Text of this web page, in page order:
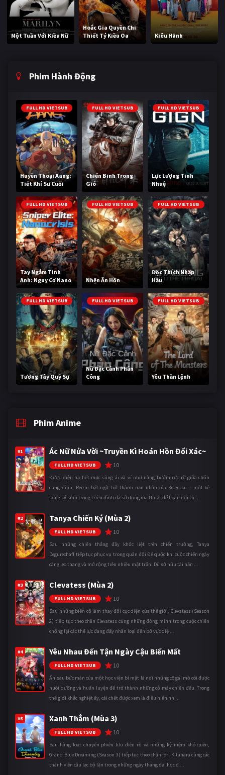
Một Tuần Với Kiều Nữ
Hoắc Gia Quyền Chi
Thiết Tý Kiều Oa
Kiêu Hãnh
Phim Hành Động
FULL HD VIETSUB
Huyền Thoại Aang:
Tiết Khí Sư Cuối
Cùng
FULL HD VIETSUB
Chiến Binh Trong
Gió
FULL HD VIETSUB
Lực Lượng Tinh
Nhuệ
FULL HD VIETSUB
Tay Ngắm Tinh
Anh: Nguy Cơ Nano
FULL HD VIETSUB
Nhện Ăn Hồn
FULL HD VIETSUB
Độc Thích Nhập
Hầu
FULL HD VIETSUB
Tương Tây Quỷ Sự
FULL HD VIETSUB
Nữ Đặc Cảnh Phản
Công
FULL HD VIETSUB
Yêu Thần Lệnh
Phim Anime
#1 Ác Nữ Nửa Vời ~Truyền Kì Hoán Hồn Đổi Xác~
FULL HD VIETSUB 10
Được điện hạ hết mực sủng ái và ví như nàng bướm rực rỡ giữa chốn
cung đình, Reirin bất ngờ trở thành nạn nhân của Keigetsu – một kẻ
sống ký sinh trong triều đình đã sử dụng ma thuật để hoán đổi th ...
#2 Tanya Chiến Ký (Mùa 2)
FULL HD VIETSUB 10
Sau những chiến thắng đầy khốc liệt trên chiến trường, Tanya
Degurechaff tiếp tục phục vụ trong quân đội Đế quốc khi cuộc chiến ngày
càng leo thang và mở rộng trên nhiều mặt trận. Dù sở hữu tài năn ...
#3 Clevatess (Mùa 2)
FULL HD VIETSUB 10
Sau những biến cố làm thay đổi cục diện của thế giới, Clevatess (Season
2) tiếp tục theo chân Clevatess cùng những đồng minh trong cuộc chiến
chống lại các thế lực đang đẩy nhân loại đến bờ vực diệ ...
#4 Yêu Nhau Đến Tận Ngày Cậu Biến Mất
FULL HD VIETSUB 10
Ẩn sau bức màn của một học viện bí mật là nơi những cô gái mồ côi được
nuôi dưỡng và huấn luyện để trở thành những cỗ máy chiến đấu. Trong
thế giới khắc nghiệt ấy, cái chết được xem là điều hiển nh ...
#5 Xanh Thẳm (Mùa 3)
FULL HD VIETSUB 10
Sau hàng loạt chuyến phiêu lưu điên rồ và những kỷ niệm khó quên,
Grand Blue Dreaming (Season 3) tiếp tục theo chân Iori Kitahara cùng các
thành viên câu lạc bộ lặn trong những ngày tháng đại học đ ...